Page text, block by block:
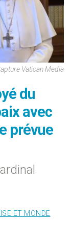
Vatican Media
du
avec
prévue
ET MONDE